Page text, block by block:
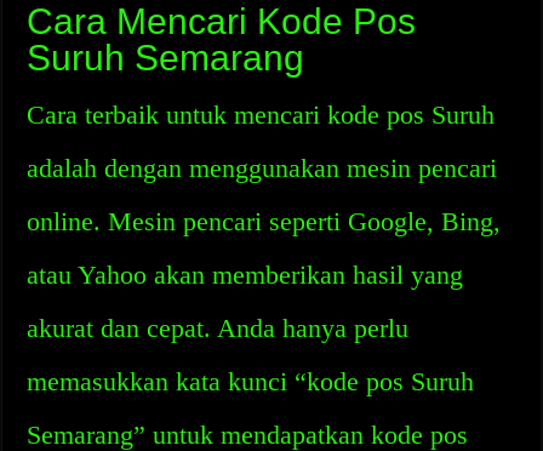
Cara Mencari Kode Pos
Suruh Semarang
Cara terbaik untuk mencari kode pos Suruh
adalah dengan menggunakan mesin pencari
online. Mesin pencari seperti Google, Bing,
atau Yahoo akan memberikan hasil yang
akurat dan cepat. Anda hanya perlu
memasukkan kata kunci “kode pos Suruh
Semarang” untuk mendapatkan kode pos